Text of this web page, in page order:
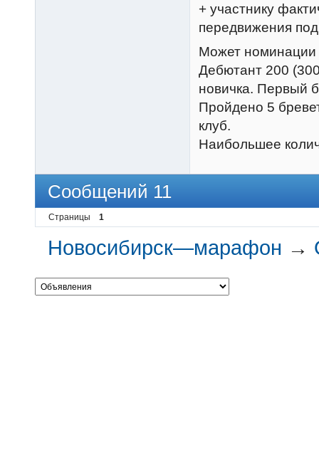
+ участнику
передвижения
Может номинации
Дебютант 200
новичка. Первый
Пройдено 5
клуб.
Наибольшее
Сообщений 11
Страницы 1
Новосибирск—марафон →